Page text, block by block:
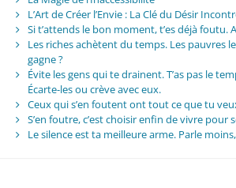
L’Art de Créer l’Envie : La Clé du Désir
Si t’attends le bon moment, t’es déjà foutu.
Les riches achètent du temps. Les pauvres
gagne ?
Évite les gens qui te drainent. T’as pas le
Écarte-les ou crève avec eux.
Ceux qui s’en foutent ont tout ce que tu
S’en foutre, c’est choisir enfin de vivre pour
Le silence est ta meilleure arme. Parle